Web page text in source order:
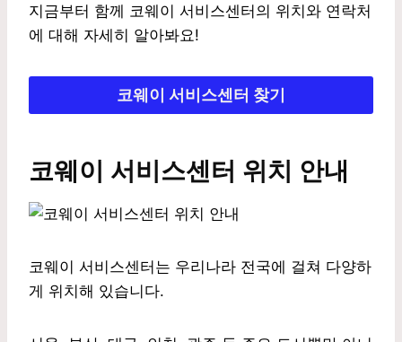
지금부터 함께 코웨이 서비스센터의 위치와 연락처
에 대해 자세히 알아봐요!
코웨이 서비스센터 찾기
코웨이 서비스센터 위치 안내
코웨이 서비스센터는 우리나라 전국에 걸쳐 다양하
게 위치해 있습니다.